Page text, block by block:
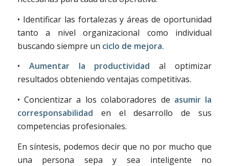
• Identificar las fortalezas y áreas de oportunidad
tanto a nivel organizacional como individual
buscando siempre un ciclo de mejora.
• Aumentar la productividad al optimizar
resultados obteniendo ventajas competitivas.
• Concientizar a los colaboradores de asumir la
corresponsabilidad en el desarrollo de sus
competencias profesionales.
En síntesis, podemos decir que no por mucho que
una persona sepa y sea inteligente no